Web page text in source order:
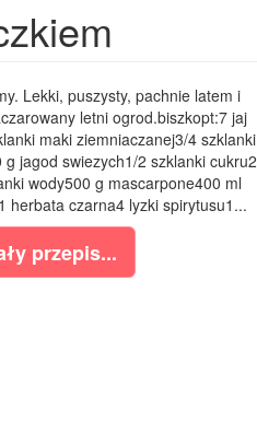
Lekki, puszysty, pachnie latem i
letni ogrod.biszkopt:7 jaj
maki ziemniaczanej3/4 szklanki
jagod swiezych1/2 szklanki cukru2
wody500 g mascarpone400 ml
herbata czarna4 lyzki spirytusu1...
przepis...